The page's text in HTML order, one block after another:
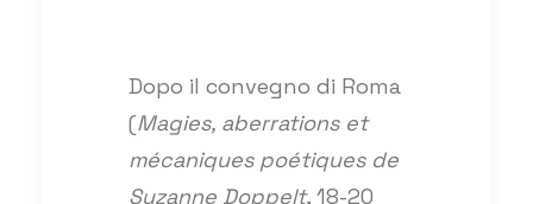
Dopo il convegno di Roma
(Magies, aberrations et
mécaniques poétiques de
Suzanne Doppelt, 18-20